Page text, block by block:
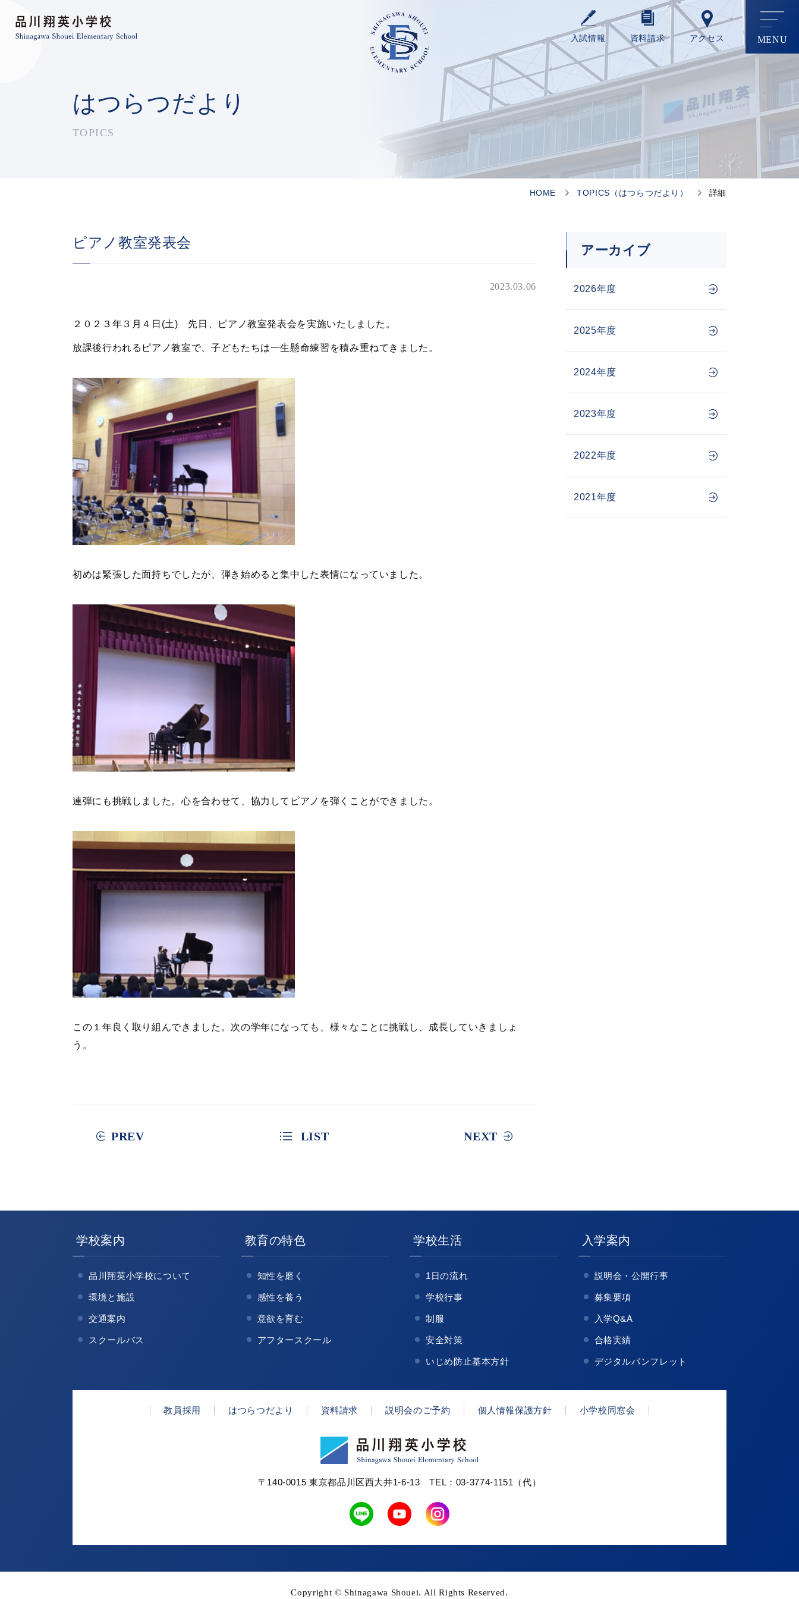
⼊試情報 資料請求 アクセス
はつらつだより
TOPICS
HOME TOPICS（はつらつだより） 詳細
ピアノ教室発表会
2023.03.06
２０２３年３月４日(土) 先日、ピアノ教室発表会を実施いたしました。
放課後行われるピアノ教室で、子どもたちは一生懸命練習を積み重ねてきました。
初めは緊張した面持ちでしたが、弾き始めると集中した表情になっていました。
連弾にも挑戦しました。心を合わせて、協力してピアノを弾くことができました。
この１年良く取り組んできました。次の学年になっても、様々なことに挑戦し、成長していきましょ
う。
PREV LIST NEXT
アーカイブ
2026年度
2025年度
2024年度
2023年度
2022年度
2021年度
学校案内
品川翔英小学校について
環境と施設
交通案内
スクールバス
教育の特色
知性を磨く
感性を養う
意欲を育む
アフタースクール
学校生活
1日の流れ
学校行事
制服
安全対策
いじめ防止基本方針
入学案内
説明会・公開行事
募集要項
入学Q&A
合格実績
デジタルパンフレット
教員採用 はつらつだより 資料請求 説明会のご予約 個人情報保護方針 小学校同窓会
〒140-0015 東京都品川区西大井1-6-13TEL：03-3774-1151（代）
Copyright © Shinagawa Shouei. All Rights Reserved.